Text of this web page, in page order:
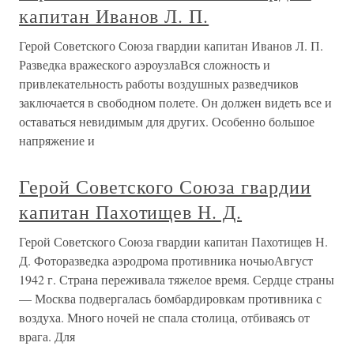
капитан Иванов Л. П.
Герой Советского Союза гвардии капитан Иванов Л. П.
Разведка вражеского аэроузлаВся сложность и
привлекательность работы воздушных разведчиков
заключается в свободном полете. Он должен видеть все и
оставаться невидимым для других. Особенно большое
напряжение и
Герой Советского Союза гвардии
капитан Пахотищев Н. Д.
Герой Советского Союза гвардии капитан Пахотищев Н.
Д. Фоторазведка аэродрома противника ночьюАвгуст
1942 г. Страна переживала тяжелое время. Сердце страны
— Москва подвергалась бомбардировкам противника с
воздуха. Много ночей не спала столица, отбиваясь от
врага. Для